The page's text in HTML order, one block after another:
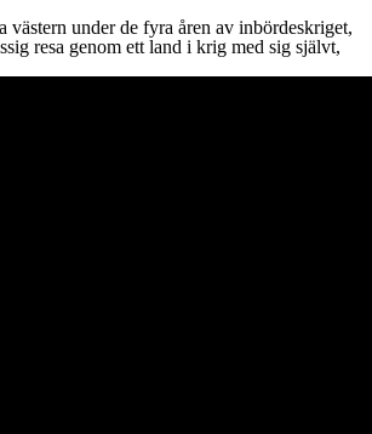
under de fyra åren av inbördeskriget,
resa genom ett land i krig med sig självt,